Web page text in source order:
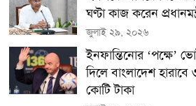
ঘণ্টা কাজ করেন
জুলাই ২৯, ২০২৬
ইনফান্তিনোর ‘পক্ষে’
দিলে বাংলাদেশ হারাবে
কোটি টাকা